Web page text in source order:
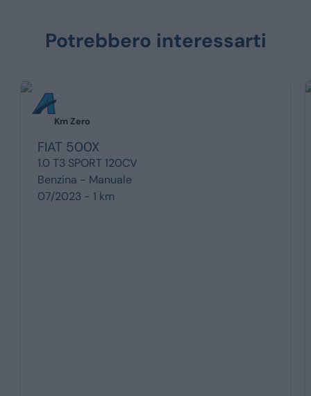
Potrebbero interessarti
Km Zero
FIAT 500X
1.0 T3 SPORT 120CV
Benzina - Manuale
07/2023 - 1 km